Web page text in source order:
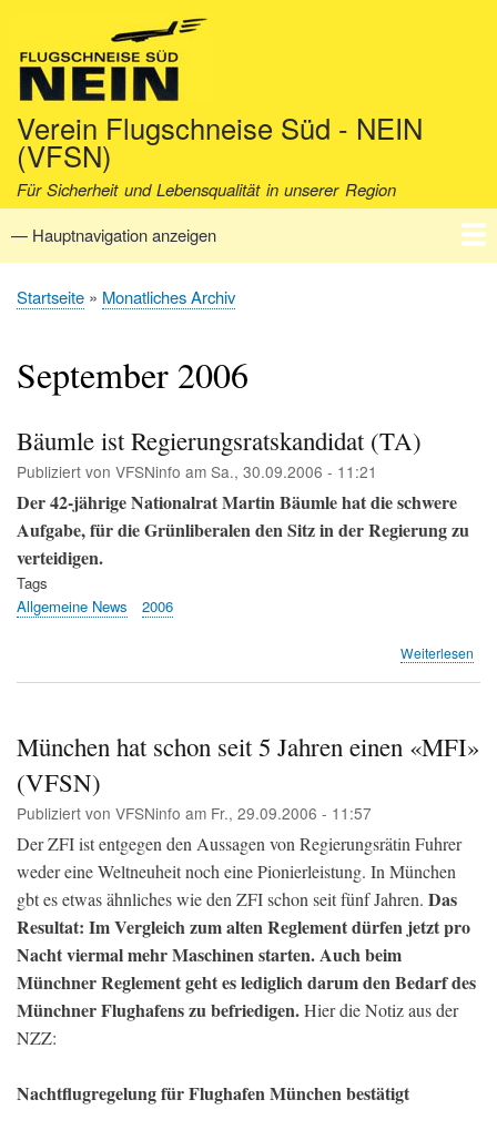
Verein Flugschneise Süd - NEIN
(VFSN)
Für Sicherheit und Lebensqualität in unserer Region
Hauptnavigation
— Hauptnavigation anzeigen
Startseite
Verein
Aktuell
Fakten
Archiv
Kontakt
Pfadnavigation
Startseite Monatliches Archiv
September 2006
Bäumle ist Regierungsratskandidat (TA)
Publiziert von VFSNinfo am Sa., 30.09.2006 - 11:21
Der 42-jährige Nationalrat Martin Bäumle hat die schwere
Aufgabe, für die Grünliberalen den Sitz in der Regierung zu
verteidigen.
Tags
Allgemeine News
2006
Weiterlesen
München hat schon seit 5 Jahren einen «MFI»
(VFSN)
Publiziert von VFSNinfo am Fr., 29.09.2006 - 11:57
Der ZFI ist entgegen den Aussagen von Regierungsrätin Fuhrer
weder eine Weltneuheit noch eine Pionierleistung. In München
gbt es etwas ähnliches wie den ZFI schon seit fünf Jahren. Das
Resultat: Im Vergleich zum alten Reglement dürfen jetzt pro
Nacht viermal mehr Maschinen starten. Auch beim
Münchner Reglement geht es lediglich darum den Bedarf des
Münchner Flughafens zu befriedigen.Hier die Notiz aus der
NZZ:
Nachtflugregelung für Flughafen München bestätigt